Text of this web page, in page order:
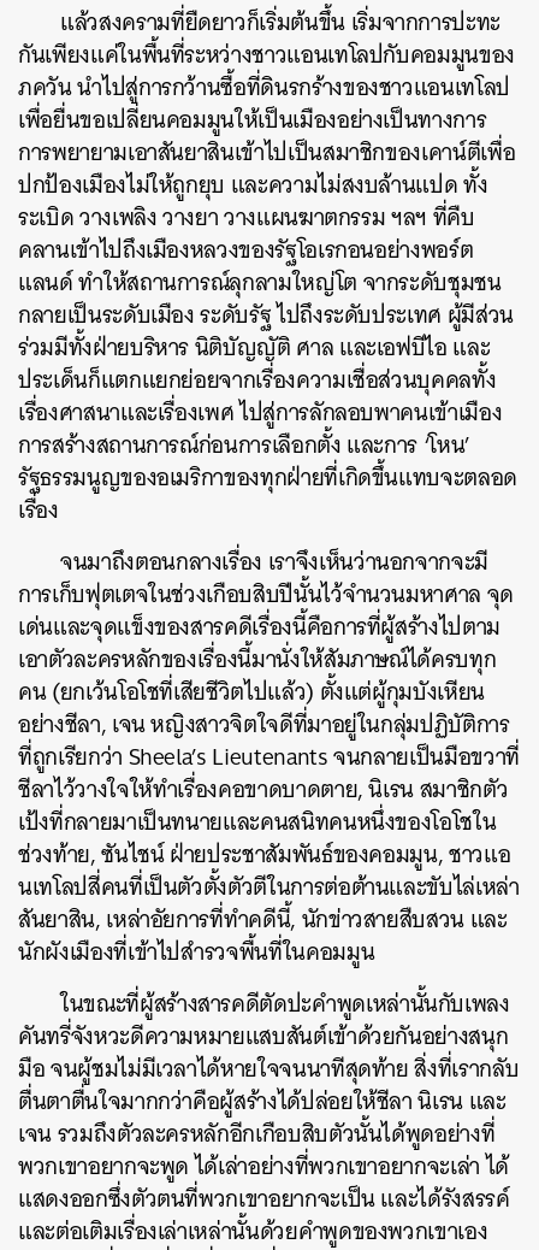
แล้วสงครามที่ยืดยาวก็เริ่มต้นขึ้น เริ่มจากการปะทะ
กันเพียงแค่ในพื้นที่ระหว่างชาวแอนเทโลปกับคอมมูนของ
ภควัน นำไปสู่การกว้านซื้อที่ดินรกร้างของชาวแอนเทโลป
เพื่อยื่นขอเปลี่ยนคอมมูนให้เป็นเมืองอย่างเป็นทางการ
การพยายามเอาสันยาสินเข้าไปเป็นสมาชิกของเคาน์ตีเพื่อ
ปกป้องเมืองไม่ให้ถูกยุบ และความไม่สงบล้านแปด ทั้ง
ระเบิด วางเพลิง วางยา วางแผนฆาตกรรม ฯลฯ ที่คืบ
คลานเข้าไปถึงเมืองหลวงของรัฐโอเรกอนอย่างพอร์ต
แลนด์ ทำให้สถานการณ์ลุกลามใหญ่โต จากระดับชุมชน
กลายเป็นระดับเมือง ระดับรัฐ ไปถึงระดับประเทศ ผู้มีส่วน
ร่วมมีทั้งฝ่ายบริหาร นิติบัญญัติ ศาล และเอฟบีไอ และ
ประเด็นก็แตกแยกย่อยจากเรื่องความเชื่อส่วนบุคคลทั้ง
เรื่องศาสนาและเรื่องเพศ ไปสู่การลักลอบพาคนเข้าเมือง
การสร้างสถานการณ์ก่อนการเลือกตั้ง และการ ‘โหน’
รัฐธรรมนูญของอเมริกาของทุกฝ่ายที่เกิดขึ้นแทบจะตลอด
เรื่อง
จนมาถึงตอนกลางเรื่อง เราจึงเห็นว่านอกจากจะมี
การเก็บฟุตเตจในช่วงเกือบสิบปีนั้นไว้จำนวนมหาศาล จุด
เด่นและจุดแข็งของสารคดีเรื่องนี้คือการที่ผู้สร้างไปตาม
เอาตัวละครหลักของเรื่องนี้มานั่งให้สัมภาษณ์ได้ครบทุก
คน (ยกเว้นโอโชที่เสียชีวิตไปแล้ว) ตั้งแต่ผู้กุมบังเหียน
อย่างชีลา, เจน หญิงสาวจิตใจดีที่มาอยู่ในกลุ่มปฏิบัติการ
ที่ถูกเรียกว่า Sheela’s Lieutenants จนกลายเป็นมือขวาที่
ชีลาไว้วางใจให้ทำเรื่องคอขาดบาดตาย, นิเรน สมาชิกตัว
เป้งที่กลายมาเป็นทนายและคนสนิทคนหนึ่งของโอโชใน
ช่วงท้าย, ซันไชน์ ฝ่ายประชาสัมพันธ์ของคอมมูน, ชาวแอ
นเทโลปสี่คนที่เป็นตัวตั้งตัวตีในการต่อต้านและขับไล่เหล่า
สันยาสิน, เหล่าอัยการที่ทำคดีนี้, นักข่าวสายสืบสวน และ
นักผังเมืองที่เข้าไปสำรวจพื้นที่ในคอมมูน
ในขณะที่ผู้สร้างสารคดีตัดปะคำพูดเหล่านั้นกับเพลง
คันทรี่จังหวะดีความหมายแสบสันต์เข้าด้วยกันอย่างสนุก
มือ จนผู้ชมไม่มีเวลาได้หายใจจนนาทีสุดท้าย สิ่งที่เรากลับ
ตื่นตาตื่นใจมากกว่าคือผู้สร้างได้ปล่อยให้ชีลา นิเรน และ
เจน รวมถึงตัวละครหลักอีกเกือบสิบตัวนั้นได้พูดอย่างที่
พวกเขาอยากจะพูด ได้เล่าอย่างที่พวกเขาอยากจะเล่า ได้
แสดงออกซึ่งตัวตนที่พวกเขาอยากจะเป็น และได้รังสรรค์
และต่อเติมเรื่องเล่าเหล่านั้นด้วยคำพูดของพวกเขาเอง